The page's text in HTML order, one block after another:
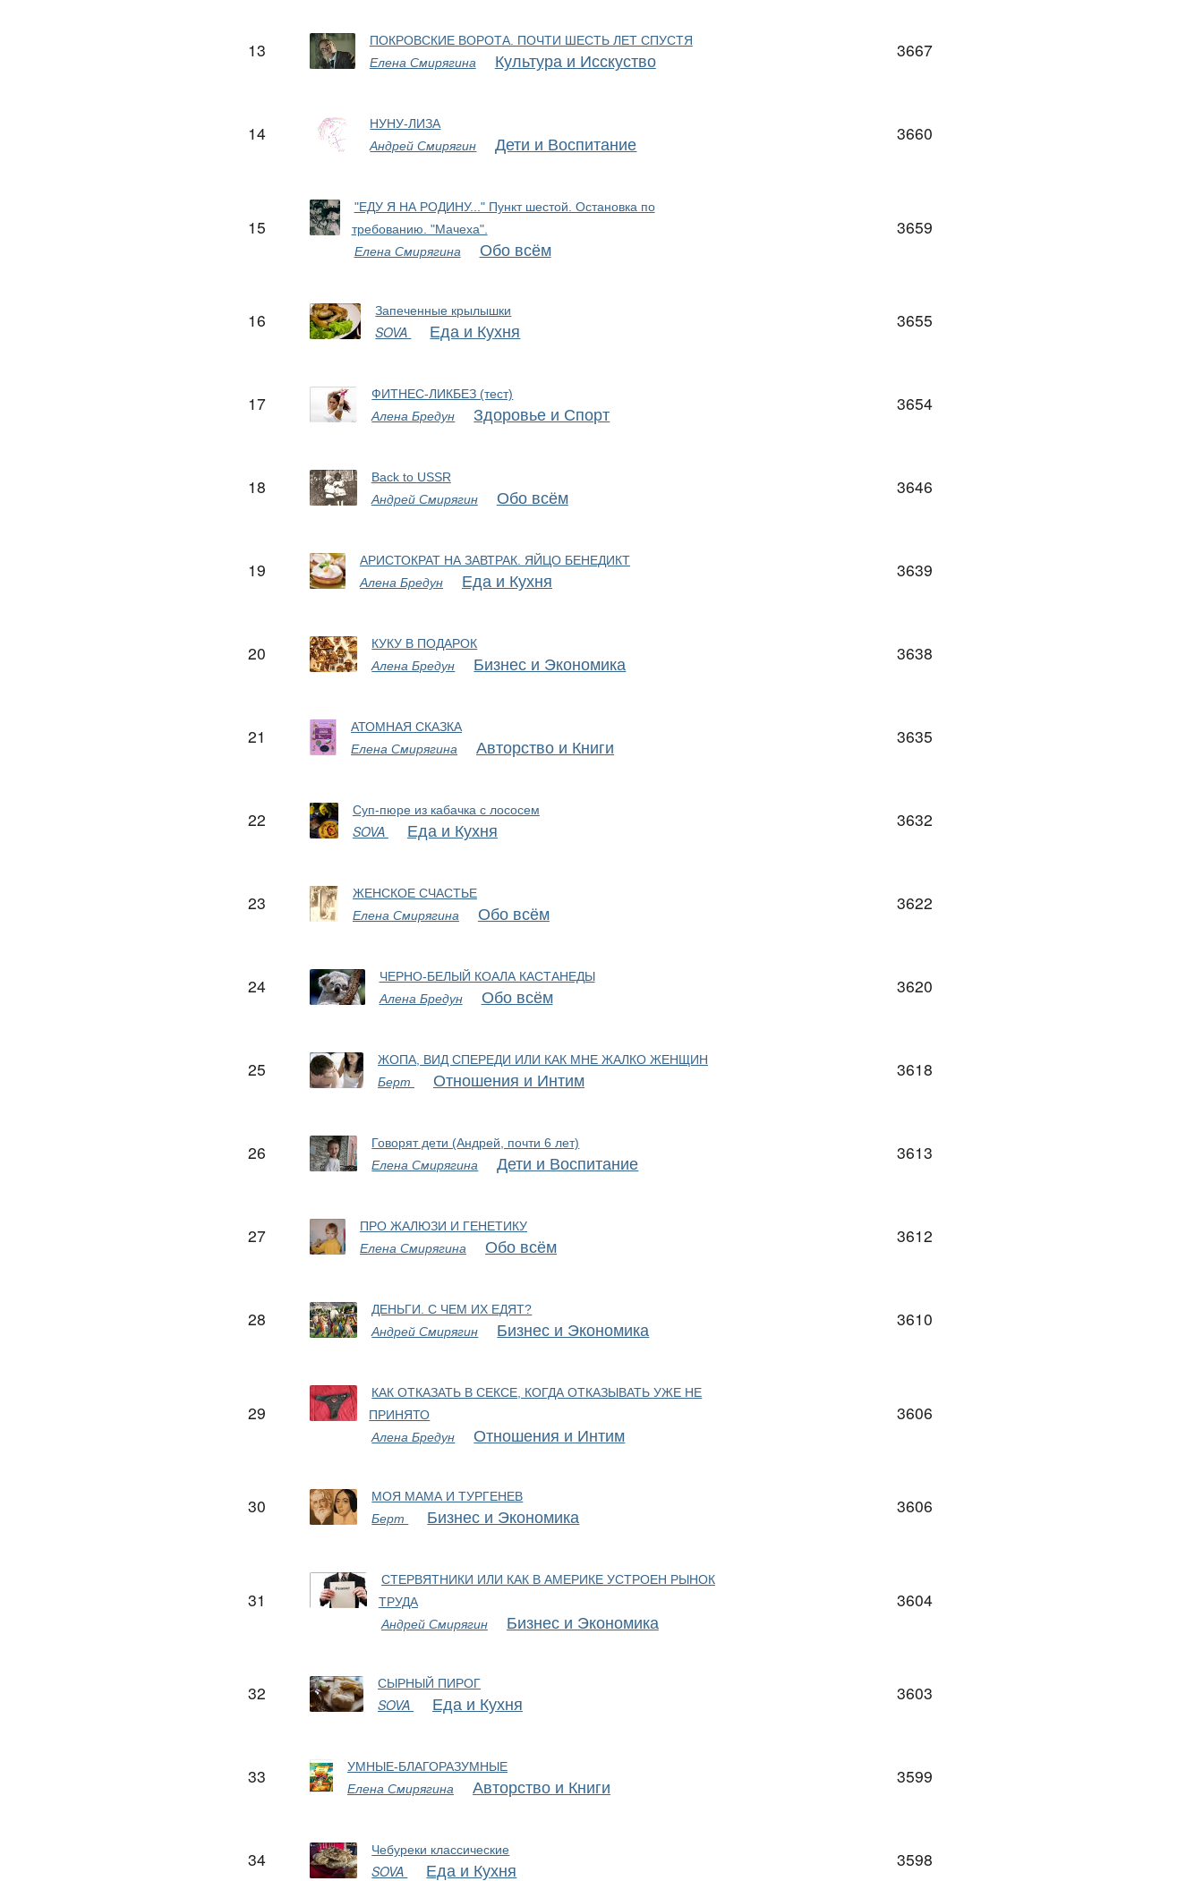
13 ПОКРОВСКИЕ ВОРОТА. ПОЧТИ ШЕСТЬ ЛЕТ СПУСТЯ
Елена Смирягина Культура и Исскуство 3667
14 НУНУ-ЛИЗА
Андрей Смирягин Дети и Воспитание 3660
15
"ЕДУ Я НА РОДИНУ..." Пункт шестой. Остановка по
требованию. "Мачеха".
Елена Смирягина Обо всём
3659
16 Запеченные крылышки
SOVA Еда и Кухня 3655
17 ФИТНЕС-ЛИКБЕЗ (тест)
Алена Бредун Здоровье и Спорт 3654
18 Back to USSR
Андрей Смирягин Обо всём 3646
19 АРИСТОКРАТ НА ЗАВТРАК. ЯЙЦО БЕНЕДИКТ
Алена Бредун Еда и Кухня 3639
20 КУКУ В ПОДАРОК
Алена Бредун Бизнес и Экономика 3638
21 АТОМНАЯ СКАЗКА
Елена Смирягина Авторство и Книги 3635
22 Суп-пюре из кабачка с лососем
SOVA Еда и Кухня 3632
23 ЖЕНСКОЕ СЧАСТЬЕ
Елена Смирягина Обо всём 3622
24 ЧЕРНО-БЕЛЫЙ КОАЛА КАСТАНЕДЫ
Алена Бредун Обо всём 3620
25 ЖОПА, ВИД СПЕРЕДИ ИЛИ КАК МНЕ ЖАЛКО ЖЕНЩИН
Берт Отношения и Интим 3618
26 Говорят дети (Андрей, почти 6 лет)
Елена Смирягина Дети и Воспитание 3613
27 ПРО ЖАЛЮЗИ И ГЕНЕТИКУ
Елена Смирягина Обо всём 3612
28 ДЕНЬГИ. С ЧЕМ ИХ ЕДЯТ?
Андрей Смирягин Бизнес и Экономика 3610
29
КАК ОТКАЗАТЬ В СЕКСЕ, КОГДА ОТКАЗЫВАТЬ УЖЕ НЕ
ПРИНЯТО
Алена Бредун Отношения и Интим
3606
30 МОЯ МАМА И ТУРГЕНЕВ
Берт Бизнес и Экономика 3606
31
СТЕРВЯТНИКИ ИЛИ КАК В АМЕРИКЕ УСТРОЕН РЫНОК
ТРУДА
Андрей Смирягин Бизнес и Экономика
3604
32 СЫРНЫЙ ПИРОГ
SOVA Еда и Кухня 3603
33 УМНЫЕ-БЛАГОРАЗУМНЫЕ
Елена Смирягина Авторство и Книги 3599
34 Чебуреки классические
SOVA Еда и Кухня 3598